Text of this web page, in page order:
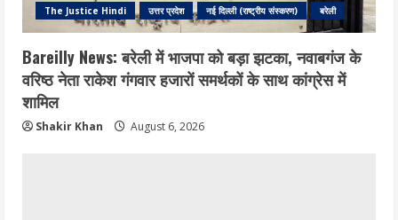
The Justice Hindi उत्तर प्रदेश नई दिल्ली (राष्ट्रीय संस्करण) बरेली
Bareilly News: बरेली में भाजपा को बड़ा झटका, नवाबगंज के
वरिष्ठ नेता राकेश गंगवार हजारों समर्थकों के साथ कांग्रेस में
शामिल
Shakir Khan August 6, 2026